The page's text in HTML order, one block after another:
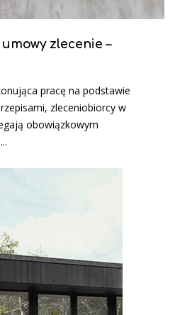
zlecenie –
pracę na podstawie
zleceniobiorcy w
obowiązkowym